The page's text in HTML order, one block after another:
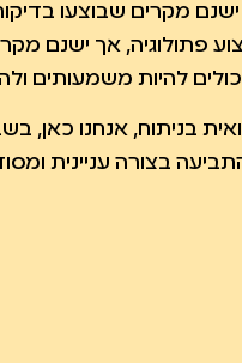
מקרים שבוצעו
פתולוגיה, אך ישנם
להיות משמעותים
בניתוח, אנחנו כאן,
בצורה עניינית